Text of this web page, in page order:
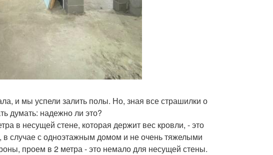
и мы успели залить полы. Но, зная все страшилки о
думать: надежно ли это?
в несущей стене, которая держит вес кровли, - это
случае с одноэтажным домом и не очень тяжелыми
проем в 2 метра - это немало для несущей стены.